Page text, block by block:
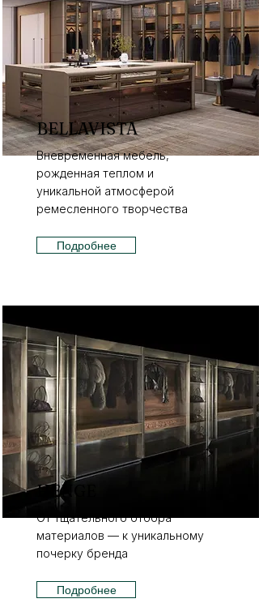
BELLAVISTA
Вневременная мебель,
рожденная теплом и
уникальной атмосферой
ремесленного творчества
Подробнее
HENGE
От тщательного отбора
материалов — к уникальному
почерку бренда
Подробнее